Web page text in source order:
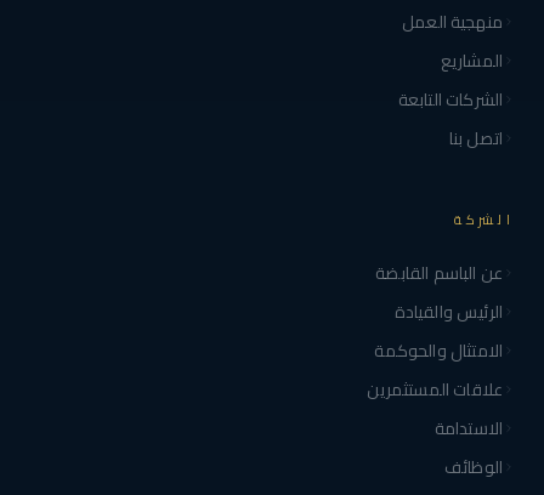
منهجية العمل
المشاريع
الشركات التابعة
اتصل بنا
الشركة
عن الباسم القابضة
الرئيس والقيادة
الامتثال والحوكمة
علاقات المستثمرين
الاستدامة
الوظائف